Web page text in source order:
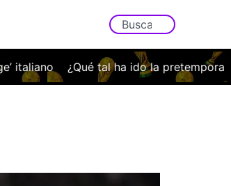
¿Qué tal ha ido la pretemporada del